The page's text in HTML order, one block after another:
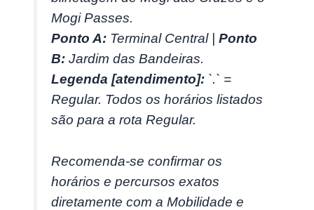
Mogi Passes.
Ponto A: Terminal Central |Ponto
B: Jardim das Bandeiras.
Legenda [atendimento]: `.` =
Regular. Todos os horários listados
são para a rota Regular.
Recomenda-se confirmar os
horários e percursos exatos
diretamente com a Mobilidade e